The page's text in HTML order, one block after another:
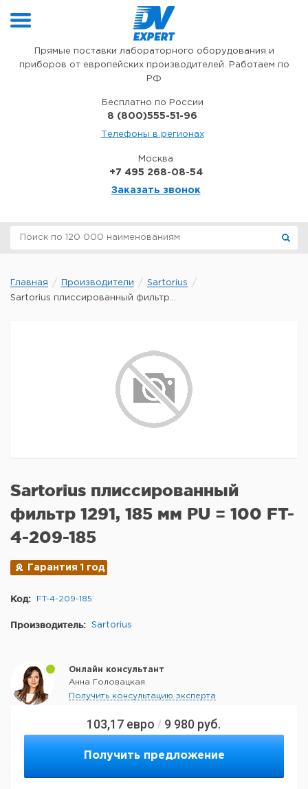
Прямые поставки лабораторного оборудования и
приборов от европейских производителей. Работаем по
РФ
Бесплатно по России
8 (800)555-51-96
Телефоны в регионах
Москва
+7 495 268-08-54
Заказать звонок
Главная Производители
Sartorius
Sartorius плиссированный фильтр...
103,17 евро / 9 980 руб.
Получить предложение
Sartorius плиссированный
фильтр 1291, 185 мм PU = 100 FT-
4-209-185
Гарантия 1 год
Код: FT-4-209-185
Производитель: Sartorius
Онлайн консультант
Анна Головацкая
Получить консультацию эксперта